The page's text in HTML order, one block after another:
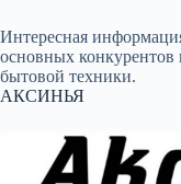
Интересная
основных
бытовой техники.
АКСИНЬЯ